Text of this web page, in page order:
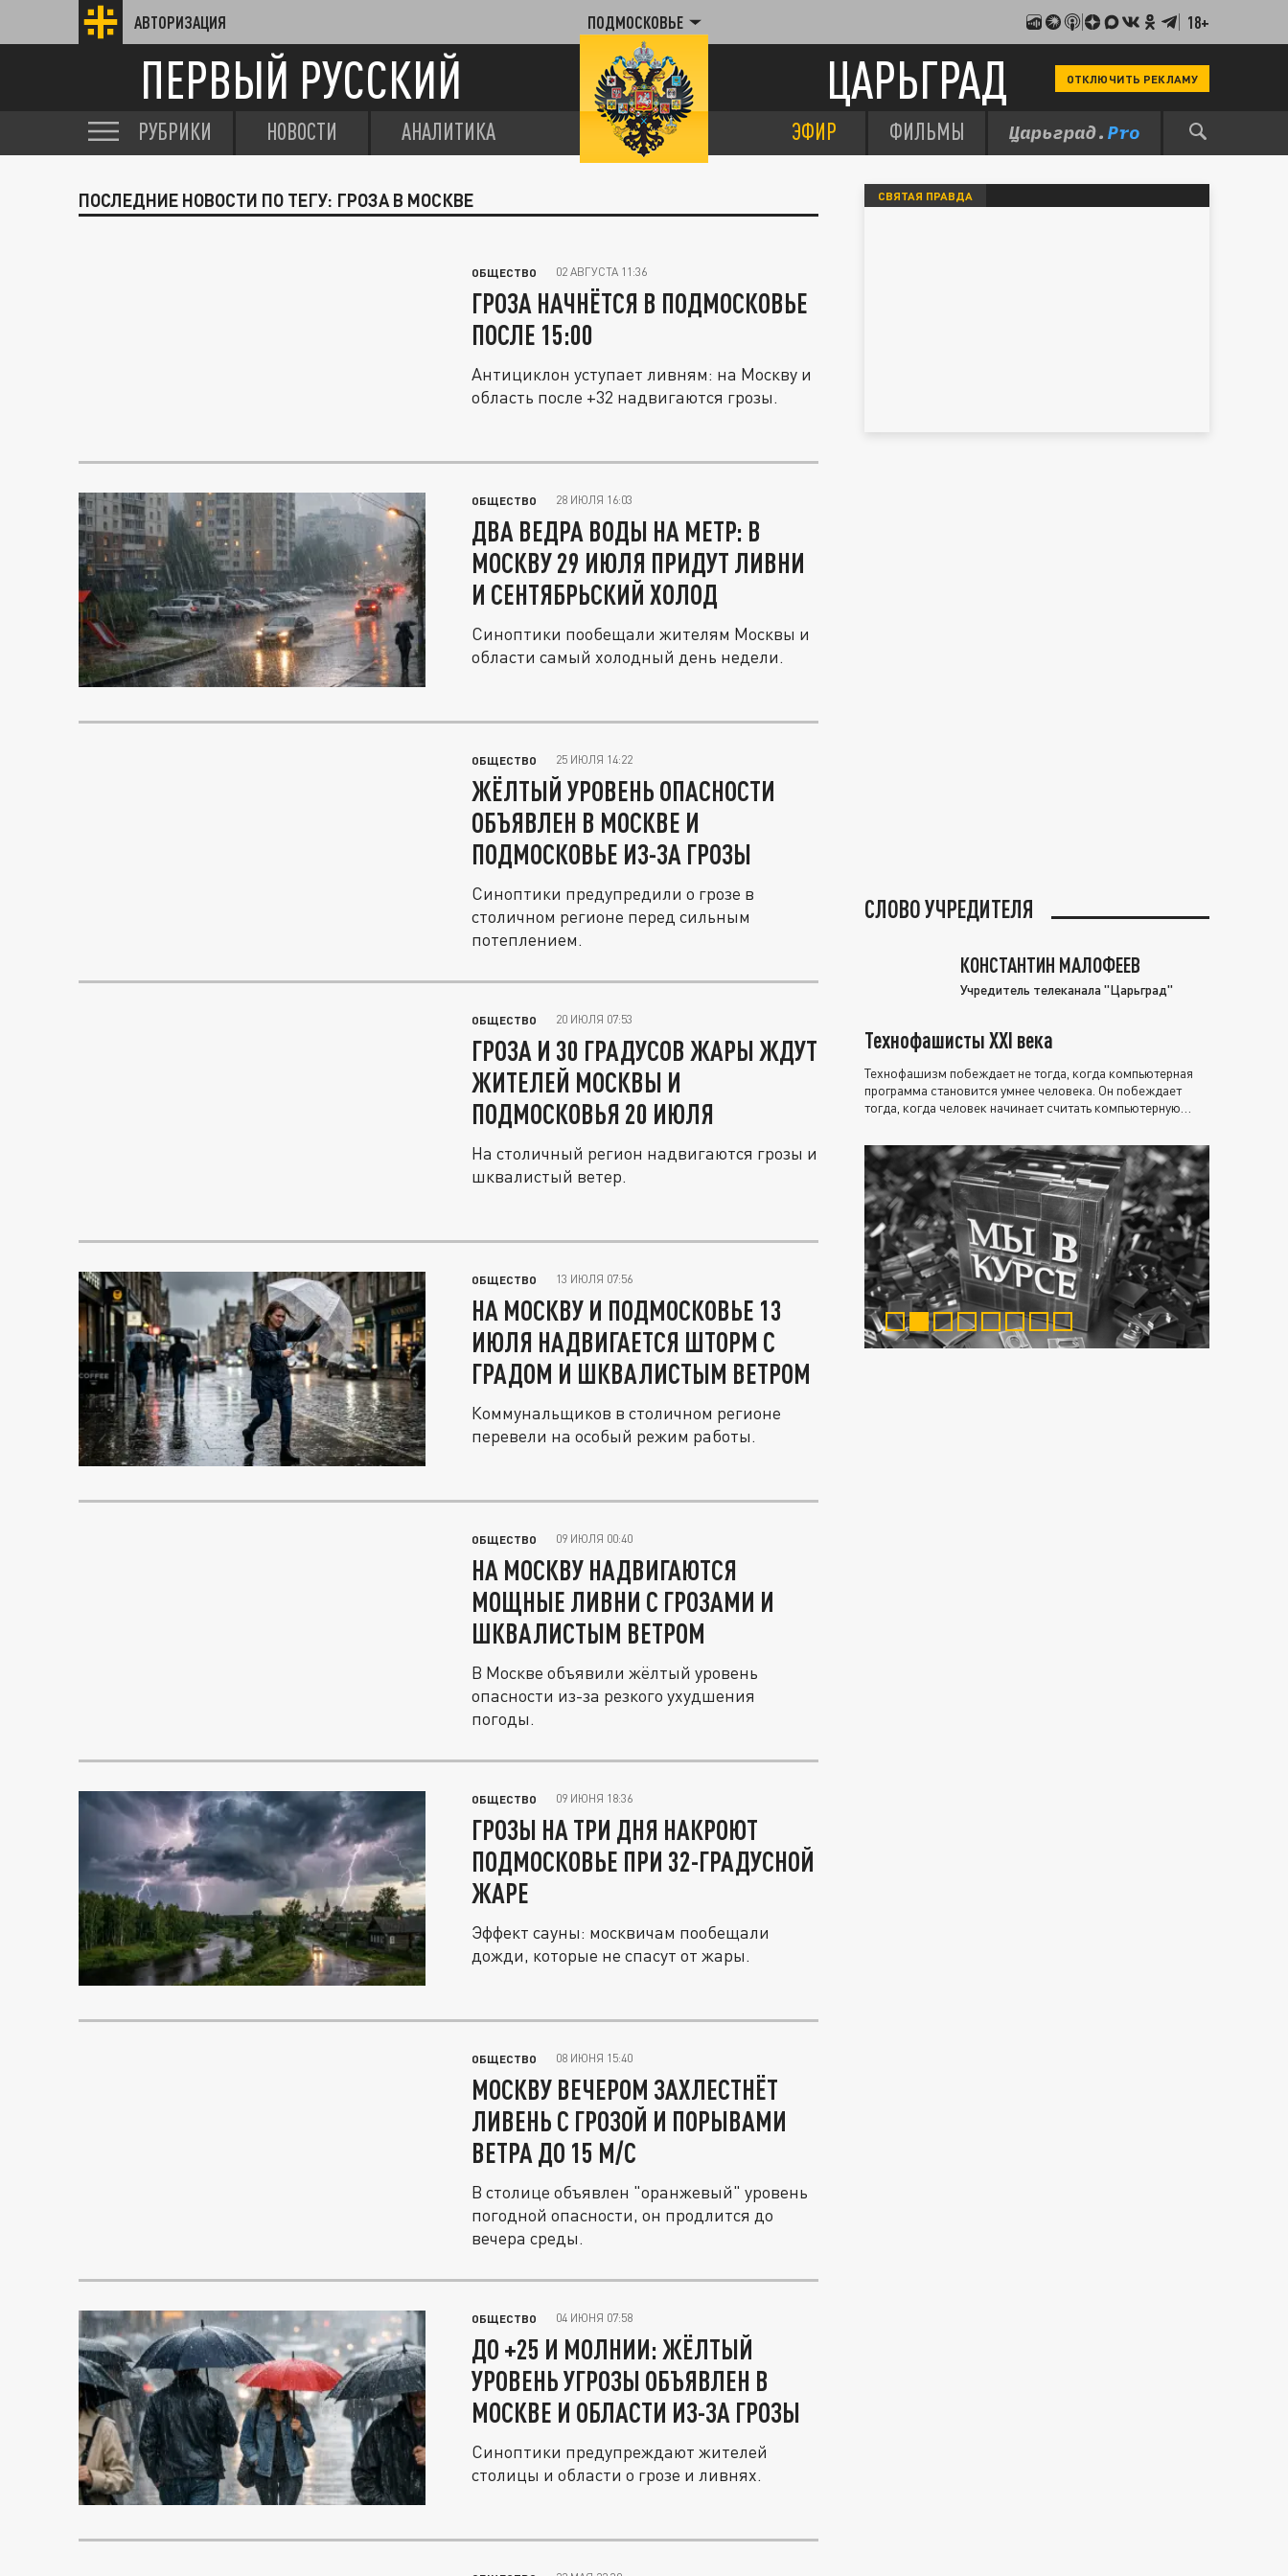
АВТОРИЗАЦИЯ ПОДМОСКОВЬЕ 18+
ПЕРВЫЙ РУССКИЙ ЦАРЬГРАД ОТКЛЮЧИТЬ РЕКЛАМУ
РУБРИКИ НОВОСТИ АНАЛИТИКА ЭФИР ФИЛЬМЫ
ПОСЛЕДНИЕ НОВОСТИ ПО ТЕГУ: ГРОЗА В МОСКВЕ
ОБЩЕСТВО 02 АВГУСТА 11:36
ГРОЗА НАЧНЁТСЯ В ПОДМОСКОВЬЕ
ПОСЛЕ 15:00
Антициклон уступает ливням: на Москву и
область после +32 надвигаются грозы.
ОБЩЕСТВО 28 ИЮЛЯ 16:03
ДВА ВЕДРА ВОДЫ НА МЕТР: В
МОСКВУ 29 ИЮЛЯ ПРИДУТ ЛИВНИ
И СЕНТЯБРЬСКИЙ ХОЛОД
Синоптики пообещали жителям Москвы и
области самый холодный день недели.
ОБЩЕСТВО 25 ИЮЛЯ 14:22
ЖЁЛТЫЙ УРОВЕНЬ ОПАСНОСТИ
ОБЪЯВЛЕН В МОСКВЕ И
ПОДМОСКОВЬЕ ИЗ-ЗА ГРОЗЫ
Синоптики предупредили о грозе в
столичном регионе перед сильным
потеплением.
ОБЩЕСТВО 20 ИЮЛЯ 07:53
ГРОЗА И 30 ГРАДУСОВ ЖАРЫ ЖДУТ
ЖИТЕЛЕЙ МОСКВЫ И
ПОДМОСКОВЬЯ 20 ИЮЛЯ
На столичный регион надвигаются грозы и
шквалистый ветер.
ОБЩЕСТВО 13 ИЮЛЯ 07:56
НА МОСКВУ И ПОДМОСКОВЬЕ 13
ИЮЛЯ НАДВИГАЕТСЯ ШТОРМ С
ГРАДОМ И ШКВАЛИСТЫМ ВЕТРОМ
Коммунальщиков в столичном регионе
перевели на особый режим работы.
ОБЩЕСТВО 09 ИЮЛЯ 00:40
НА МОСКВУ НАДВИГАЮТСЯ
МОЩНЫЕ ЛИВНИ С ГРОЗАМИ И
ШКВАЛИСТЫМ ВЕТРОМ
В Москве объявили жёлтый уровень
опасности из-за резкого ухудшения
погоды.
ОБЩЕСТВО 09 ИЮНЯ 18:36
ГРОЗЫ НА ТРИ ДНЯ НАКРОЮТ
ПОДМОСКОВЬЕ ПРИ 32-ГРАДУСНОЙ
ЖАРЕ
Эффект сауны: москвичам пообещали
дожди, которые не спасут от жары.
ОБЩЕСТВО 08 ИЮНЯ 15:40
МОСКВУ ВЕЧЕРОМ ЗАХЛЕСТНЁТ
ЛИВЕНЬ С ГРОЗОЙ И ПОРЫВАМИ
ВЕТРА ДО 15 М/С
В столице объявлен "оранжевый" уровень
погодной опасности, он продлится до
вечера среды.
ОБЩЕСТВО 04 ИЮНЯ 07:58
ДО +25 И МОЛНИИ: ЖЁЛТЫЙ
УРОВЕНЬ УГРОЗЫ ОБЪЯВЛЕН В
МОСКВЕ И ОБЛАСТИ ИЗ-ЗА ГРОЗЫ
Синоптики предупреждают жителей
столицы и области о грозе и ливнях.
СВЯТАЯ ПРАВДА
СЛОВО УЧРЕДИТЕЛЯ
КОНСТАНТИН МАЛОФЕЕВ
Учредитель телеканала "Царьград"
Технофашисты XXI века
Технофашизм побеждает не тогда, когда компьютерная
программа становится умнее человека. Он побеждает
тогда, когда человек начинает считать компьютерную